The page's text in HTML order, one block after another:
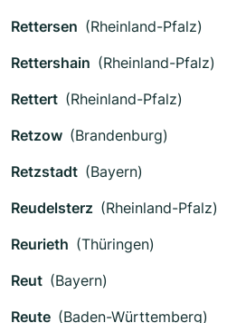
Rettersen (Rheinland-Pfalz)
Rettershain (Rheinland-Pfalz)
Rettert (Rheinland-Pfalz)
Retzow (Brandenburg)
Retzstadt (Bayern)
Reudelsterz (Rheinland-Pfalz)
Reurieth (Thüringen)
Reut (Bayern)
Reute (Baden-Württemberg)